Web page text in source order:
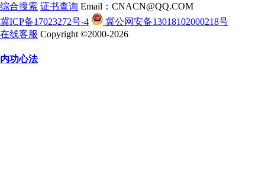
综合搜索 证书查询 Email：CNACN@QQ.COM
冀ICP备17023272号-4
冀公网安备13018102000218号
在线客服 Copyright ©2000-2026
内功心法